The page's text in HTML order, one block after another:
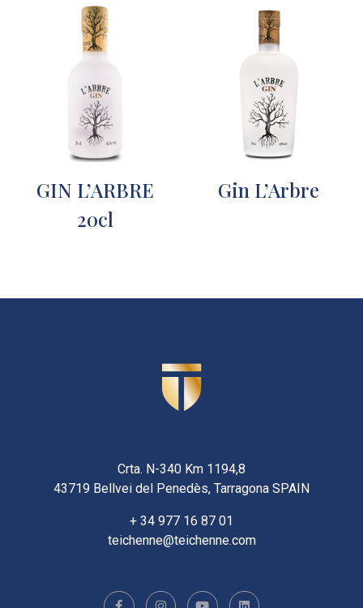
GIN L’ARBRE
20cl
Gin L’Arbre
Crta. N-340 Km 1194,8
43719 Bellvei del Penedès, Tarragona SPAIN
+ 34 977 16 87 01
teichenne@teichenne.com